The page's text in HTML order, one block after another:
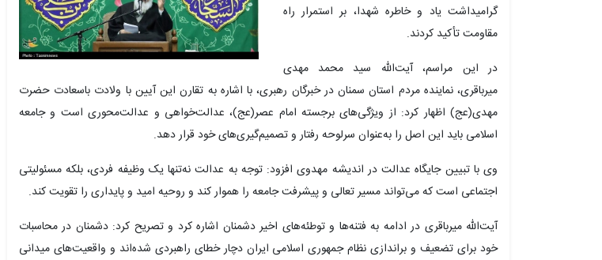
گرامیداشت یاد و خاطره شهدا، بر استمرار راه
مقاومت تأکید کردند.
در این مراسم، آیت‌الله سید محمد مهدی
میر‌باقری، نماینده مردم استان سمنان در خبرگان رهبری، با اشاره به تقارن این آیین با ولادت باسعادت حضرت
مهدی(عج) اظهار کرد: از ویژگی‌های برجسته امام عصر(عج)، عدالت‌خواهی و عدالت‌محوری است و جامعه
اسلامی باید این اصل را به‌عنوان سرلوحه رفتار و تصمیم‌گیری‌های خود قرار دهد.
وی با تبیین جایگاه عدالت در اندیشه مهدوی افزود: توجه به عدالت نه‌تنها یک وظیفه فردی، بلکه مسئولیتی
اجتماعی است که می‌تواند مسیر تعالی و پیشرفت جامعه را هموار کند و روحیه امید و پایداری را تقویت کند.
آیت‌الله میر‌باقری در ادامه به فتنه‌ها و توطئه‌های اخیر دشمنان اشاره کرد و تصریح کرد: دشمنان در محاسبات
خود برای تضعیف و براندازی نظام جمهوری اسلامی ایران دچار خطای راهبردی شده‌اند و واقعیت‌های میدانی